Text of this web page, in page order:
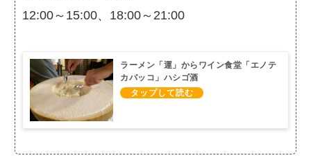
12:00～15:00、18:00～21:00
ラーメン「運」からワイン食堂「エノテ
カバッコ」ハシゴ酒